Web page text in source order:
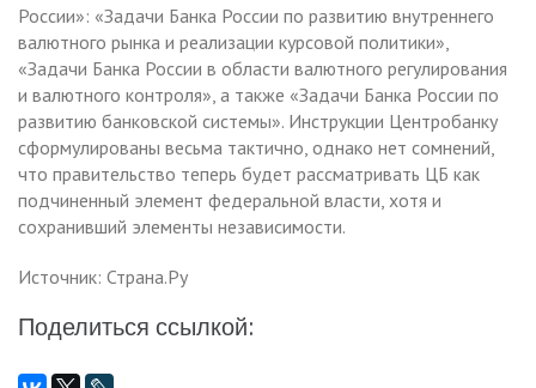
России»: «Задачи Банка России по развитию внутреннего
валютного рынка и реализации курсовой политики»,
«Задачи Банка России в области валютного регулирования
и валютного контроля», а также «Задачи Банка России по
развитию банковской системы». Инструкции Центробанку
сформулированы весьма тактично, однако нет сомнений,
что правительство теперь будет рассматривать ЦБ как
подчиненный элемент федеральной власти, хотя и
сохранивший элементы независимости.
Источник: Страна.Ру
Поделиться ссылкой: